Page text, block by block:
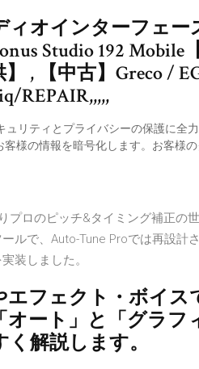
ィオインターフェー
Studio 192
, 【中古】Greco /
REPAIR,,,,,
リティとプライバシーの保護に全
客様の情報を暗号化します。お客様
プロのピッチ&タイミング補正の
ルで、Auto-Tune Proでは再設計
装しました。
フェクト・ボイス
オート」と「グラフ
解説します。